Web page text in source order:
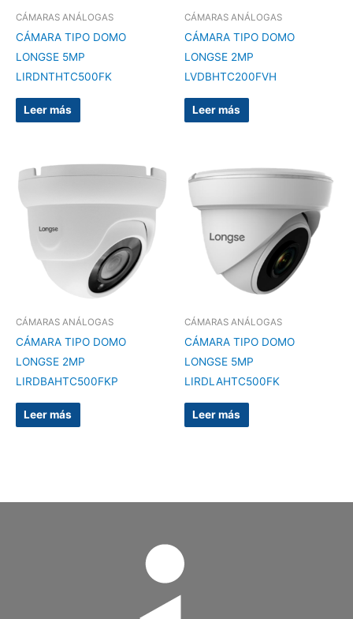
CÁMARAS ANÁLOGAS
CÁMARA TIPO DOMO
LONGSE 5MP
LIRDNTHTC500FK
Leer más
CÁMARAS ANÁLOGAS
CÁMARA TIPO DOMO
LONGSE 2MP
LVDBHTC200FVH
Leer más
CÁMARAS ANÁLOGAS
CÁMARA TIPO DOMO
LONGSE 2MP
LIRDBAHTC500FKP
Leer más
CÁMARAS ANÁLOGAS
CÁMARA TIPO DOMO
LONGSE 5MP
LIRDLAHTC500FK
Leer más